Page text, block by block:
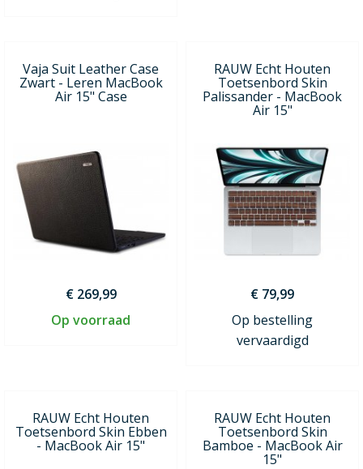
Vaja Suit Leather Case
Zwart - Leren MacBook
Air 15" Case
€ 269,99
Op voorraad
RAUW Echt Houten
Toetsenbord Skin
Palissander - MacBook
Air 15"
€ 79,99
Op bestelling
vervaardigd
RAUW Echt Houten
Toetsenbord Skin Ebben
- MacBook Air 15"
RAUW Echt Houten
Toetsenbord Skin
Bamboe - MacBook Air
15"